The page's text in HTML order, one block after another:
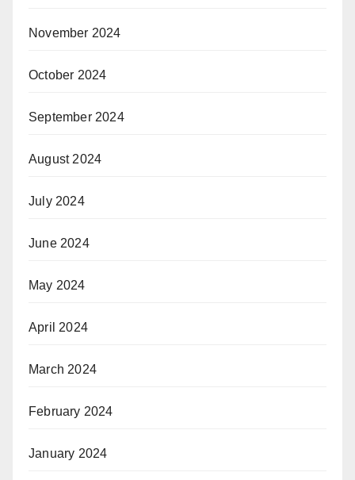
November 2024
October 2024
September 2024
August 2024
July 2024
June 2024
May 2024
April 2024
March 2024
February 2024
January 2024